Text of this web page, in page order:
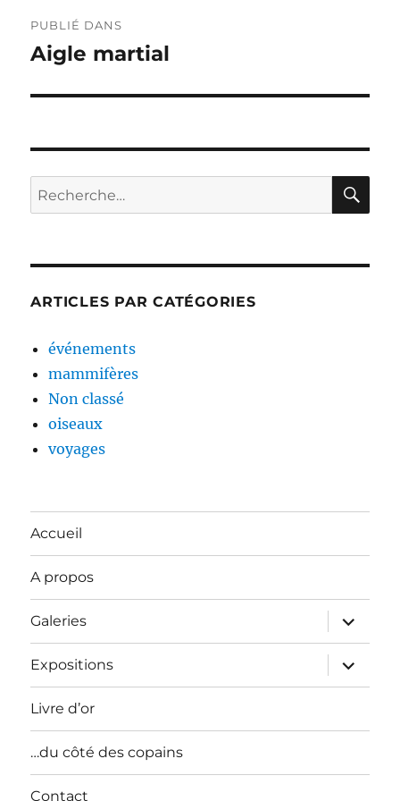
de
PUBLIÉ DANS
Aigle martial
Recherche
pour :
ARTICLES PAR CATÉGORIES
événements
mammifères
Non classé
oiseaux
voyages
Accueil
A propos
Galeries
ouvrir
le
sous-
menu
Expositions
ouvrir
le
sous-
Livre d’or
…du côté des copains
Contact